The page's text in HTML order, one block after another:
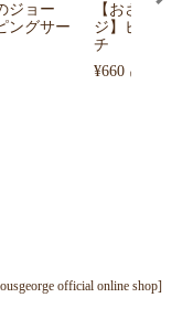
ジョー
ングサー
【おさるのジ
ジ】ピタピタ
チ
¥660 （税込）
official online shop]